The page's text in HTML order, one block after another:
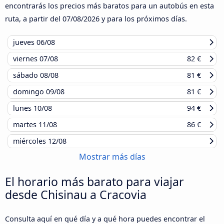
encontrarás los precios más baratos para un autobús en esta
ruta, a partir del 07/08/2026 y para los próximos días.
jueves 06/08
viernes 07/08
82 €
sábado 08/08
81 €
domingo 09/08
81 €
lunes 10/08
94 €
martes 11/08
86 €
miércoles 12/08
Mostrar más días
El horario más barato para viajar
desde Chisinau a Cracovia
Consulta aquí en qué día y a qué hora puedes encontrar el